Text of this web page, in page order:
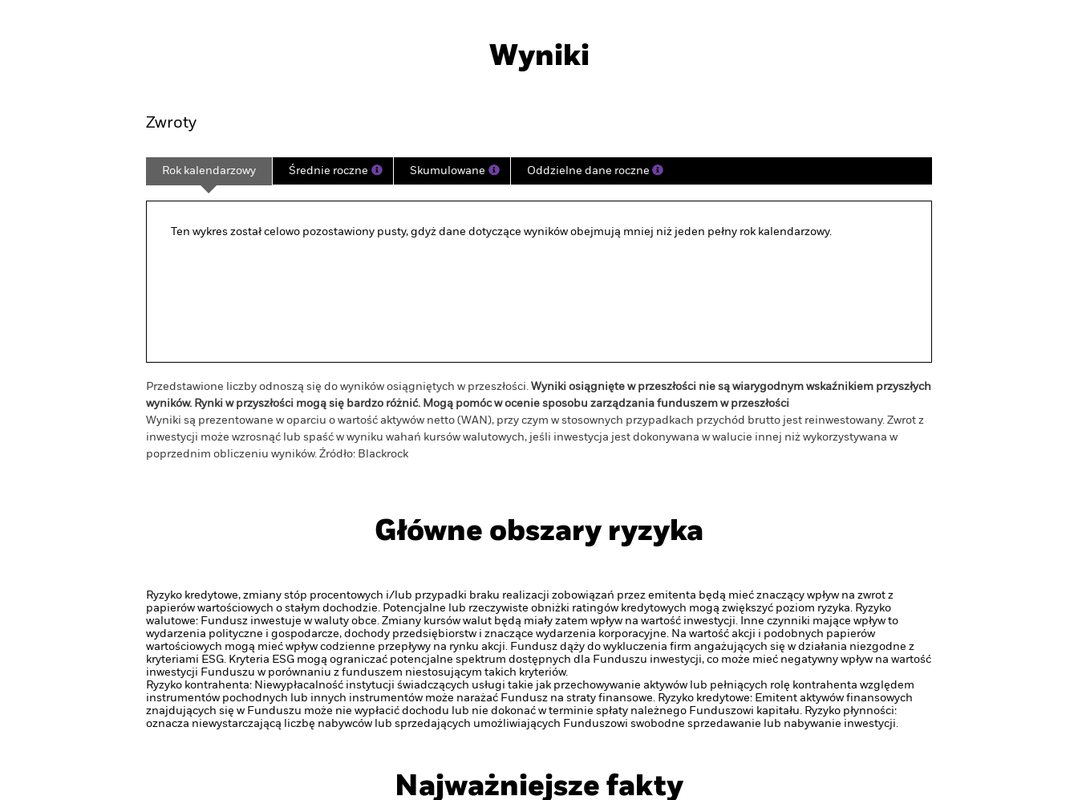
SFDR Web Disclosure
Wyniki
Zwroty
Rok kalendarzowy Średnie roczne Skumulowane Oddzielne dane roczne
Ten wykres został celowo pozostawiony pusty, gdyż dane dotyczące wyników obejmują mniej niż jeden pełny rok kalendarzowy.
Przedstawione liczby odnoszą się do wyników osiągniętych w przeszłości. Wyniki osiągnięte w przeszłości nie są wiarygodnym wskaźnikiem przyszłych
wyników. Rynki w przyszłości mogą się bardzo różnić. Mogą pomóc w ocenie sposobu zarządzania funduszem w przeszłości
Wyniki są prezentowane w oparciu o wartość aktywów netto (WAN), przy czym w stosownych przypadkach przychód brutto jest reinwestowany. Zwrot z
inwestycji może wzrosnąć lub spaść w wyniku wahań kursów walutowych, jeśli inwestycja jest dokonywana w walucie innej niż wykorzystywana w
poprzednim obliczeniu wyników. Źródło: Blackrock
Główne obszary ryzyka
Ryzyko kredytowe, zmiany stóp procentowych i/lub przypadki braku realizacji zobowiązań przez emitenta będą mieć znaczący wpływ na zwrot z
papierów wartościowych o stałym dochodzie. Potencjalne lub rzeczywiste obniżki ratingów kredytowych mogą zwiększyć poziom ryzyka. Ryzyko
walutowe: Fundusz inwestuje w waluty obce. Zmiany kursów walut będą miały zatem wpływ na wartość inwestycji. Inne czynniki mające wpływ to
wydarzenia polityczne i gospodarcze, dochody przedsiębiorstw i znaczące wydarzenia korporacyjne. Na wartość akcji i podobnych papierów
wartościowych mogą mieć wpływ codzienne przepływy na rynku akcji. Fundusz dąży do wykluczenia firm angażujących się w działania niezgodne z
kryteriami ESG. Kryteria ESG mogą ograniczać potencjalne spektrum dostępnych dla Funduszu inwestycji, co może mieć negatywny wpływ na wartość
inwestycji Funduszu w porównaniu z funduszem niestosującym takich kryteriów.
Ryzyko kontrahenta: Niewypłacalność instytucji świadczących usługi takie jak przechowywanie aktywów lub pełniących rolę kontrahenta względem
instrumentów pochodnych lub innych instrumentów może narażać Fundusz na straty finansowe. Ryzyko kredytowe: Emitent aktywów finansowych
znajdujących się w Funduszu może nie wypłacić dochodu lub nie dokonać w terminie spłaty należnego Funduszowi kapitału. Ryzyko płynności:
oznacza niewystarczającą liczbę nabywców lub sprzedających umożliwiających Funduszowi swobodne sprzedawanie lub nabywanie inwestycji.
Najważniejsze fakty